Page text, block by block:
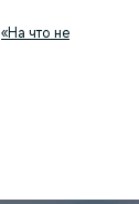
«На что не